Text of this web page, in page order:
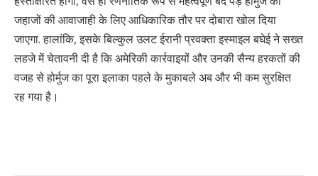
जहाजों की आवाजाही के लिए आधिकारिक तौर पर दोबारा खोल दिया
जाएगा. हालांकि, इसके बिल्कुल उलट ईरानी प्रवक्ता इस्माइल बघेई ने सख्त
लहजे में चेतावनी दी है कि अमेरिकी कार्रवाइयों और उनकी सैन्य हरकतों की
वजह से होर्मुज का पूरा इलाका पहले के मुकाबले अब और भी कम सुरक्षित
रह गया है।